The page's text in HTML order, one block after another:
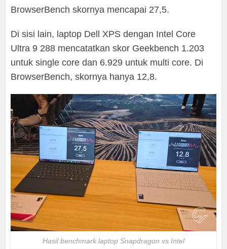
BrowserBench skornya mencapai 27,5.
Di sisi lain, laptop Dell XPS dengan Intel Core
Ultra 9 288 mencatatkan skor Geekbench 1.203
untuk single core dan 6.929 untuk multi core. Di
BrowserBench, skornya hanya 12,8.
Hasil benchmark laptop Snapdragon vs Intel